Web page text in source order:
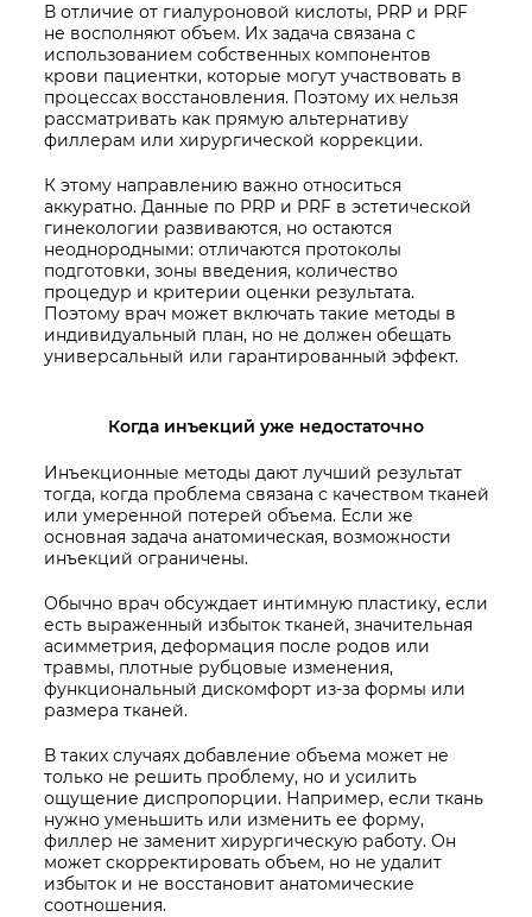
В отличие от гиалуроновой кислоты, PRP и PRF
не восполняют объем. Их задача связана с
использованием собственных компонентов
крови пациентки, которые могут участвовать в
процессах восстановления. Поэтому их нельзя
рассматривать как прямую альтернативу
филлерам или хирургической коррекции.
К этому направлению важно относиться
аккуратно. Данные по PRP и PRF в эстетической
гинекологии развиваются, но остаются
неоднородными: отличаются протоколы
подготовки, зоны введения, количество
процедур и критерии оценки результата.
Поэтому врач может включать такие методы в
индивидуальный план, но не должен обещать
универсальный или гарантированный эффект.
Когда инъекций уже недостаточно
Инъекционные методы дают лучший результат
тогда, когда проблема связана с качеством тканей
или умеренной потерей объема. Если же
основная задача анатомическая, возможности
инъекций ограничены.
Обычно врач обсуждает интимную пластику, если
есть выраженный избыток тканей, значительная
асимметрия, деформация после родов или
травмы, плотные рубцовые изменения,
функциональный дискомфорт из-за формы или
размера тканей.
В таких случаях добавление объема может не
только не решить проблему, но и усилить
ощущение диспропорции. Например, если ткань
нужно уменьшить или изменить ее форму,
филлер не заменит хирургическую работу. Он
может скорректировать объем, но не удалит
избыток и не восстановит анатомические
соотношения.